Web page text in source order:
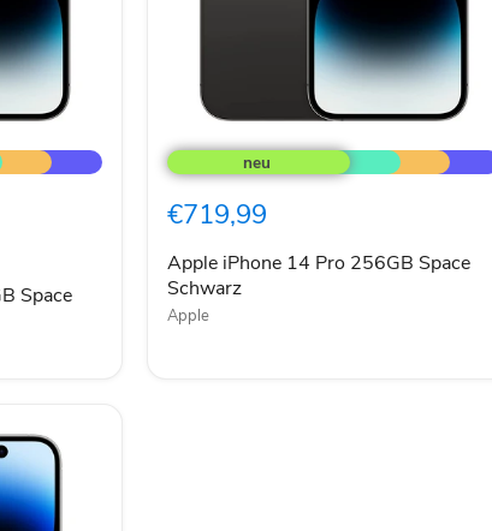
Space
iPhone
14
256GB
Schwarz
€719,99
Apple iPhone 14 Pro 256GB Space
Schwarz
Apple